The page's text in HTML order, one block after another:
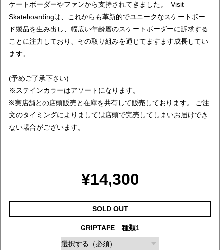
ケートボーダーやファンから支持されてきました。 Visit
Skateboardingは、これからも革新的でユニークなスケートボー
ド製品を生み出し、幅広い年齢層のスケートボーダーに訴求する
ことに注力しており、その取り組みを通じてますます成長してい
ます。
(予めご了承下さい)
※ステインカラーはアソートになります。
※実店舗との店頭販売と在庫を共有して販売しております。 ご注
文のタイミングによりましては店頭で完売してしまいお届けでき
ない場合がございます。
¥14,300
SOLD OUT
GRIPTAPE 種類1